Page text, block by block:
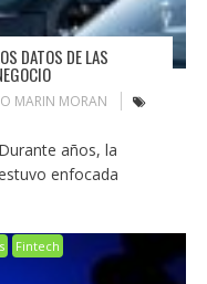
DATOS DE LAS
MARIN MORAN
años, la
enfocada
Fintech